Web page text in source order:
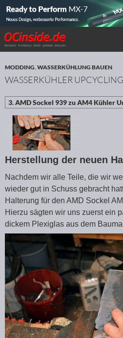
Redaktion ocinside.de PC
Suchen
ZUM INHALT SPRINGEN
MODDING,WASSERKÜHLUNG BAUEN
WASSERKÜHLER
Herstellung der neuen
Nachdem wir alle Teile, die wir
wieder gut in Schuss gebracht
Halterung für den AMD Sockel
Hierzu sägten wir uns zuerst ein
dickem Plexiglas aus dem